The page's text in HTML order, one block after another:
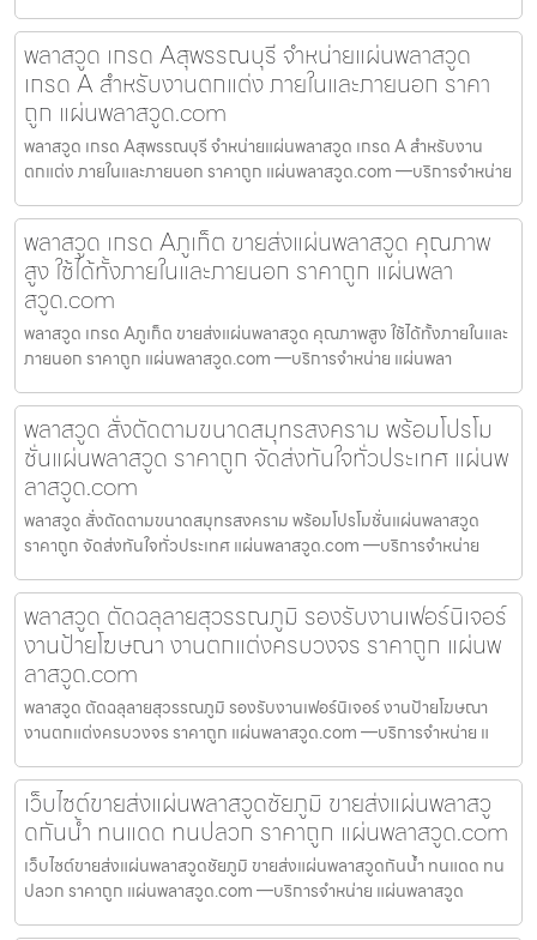
พลาสวูด เกรด Aสุพรรณบุรี จำหน่ายแผ่นพลาสวูด
เกรด A สำหรับงานตกแต่ง ภายในและภายนอก ราคา
ถูก แผ่นพลาสวูด.com
พลาสวูด เกรด Aสุพรรณบุรี จำหน่ายแผ่นพลาสวูด เกรด A สำหรับงาน
ตกแต่ง ภายในและภายนอก ราคาถูก แผ่นพลาสวูด.com —บริการจำหน่าย
พลาสวูด เกรด Aภูเก็ต ขายส่งแผ่นพลาสวูด คุณภาพ
สูง ใช้ได้ทั้งภายในและภายนอก ราคาถูก แผ่นพลา
สวูด.com
พลาสวูด เกรด Aภูเก็ต ขายส่งแผ่นพลาสวูด คุณภาพสูง ใช้ได้ทั้งภายในและ
ภายนอก ราคาถูก แผ่นพลาสวูด.com —บริการจำหน่าย แผ่นพลา
พลาสวูด สั่งตัดตามขนาดสมุทรสงคราม พร้อมโปรโม
ชั่นแผ่นพลาสวูด ราคาถูก จัดส่งทันใจทั่วประเทศ แผ่นพ
ลาสวูด.com
พลาสวูด สั่งตัดตามขนาดสมุทรสงคราม พร้อมโปรโมชั่นแผ่นพลาสวูด
ราคาถูก จัดส่งทันใจทั่วประเทศ แผ่นพลาสวูด.com —บริการจำหน่าย
พลาสวูด ตัดฉลุลายสุวรรณภูมิ รองรับงานเฟอร์นิเจอร์
งานป้ายโฆษณา งานตกแต่งครบวงจร ราคาถูก แผ่นพ
ลาสวูด.com
พลาสวูด ตัดฉลุลายสุวรรณภูมิ รองรับงานเฟอร์นิเจอร์ งานป้ายโฆษณา
งานตกแต่งครบวงจร ราคาถูก แผ่นพลาสวูด.com —บริการจำหน่าย แ
เว็บไซต์ขายส่งแผ่นพลาสวูดชัยภูมิ ขายส่งแผ่นพลาสวู
ดกันน้ำ ทนแดด ทนปลวก ราคาถูก แผ่นพลาสวูด.com
เว็บไซต์ขายส่งแผ่นพลาสวูดชัยภูมิ ขายส่งแผ่นพลาสวูดกันน้ำ ทนแดด ทน
ปลวก ราคาถูก แผ่นพลาสวูด.com —บริการจำหน่าย แผ่นพลาสวูด